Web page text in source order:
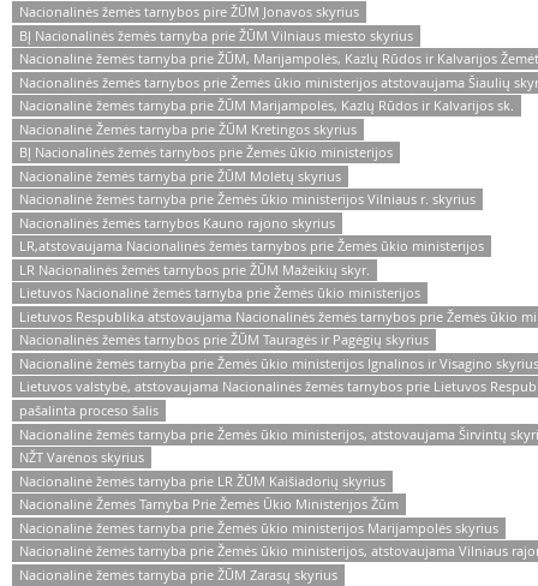
Nacionalinės žemės tarnybos pire ŽŪM Jonavos skyrius
BĮ Nacionalinės žemės tarnyba prie ŽŪM Vilniaus miesto skyrius
Nacionalinė žemės tarnyba prie ŽŪM, Marijampolės, Kazlų Rūdos ir Kalvarijos
Nacionalinės žemės tarnybos prie Žemės ūkio ministerijos atstovaujama Šiaulių
Nacionalinė žemės tarnyba prie ŽŪM Marijampolės, Kazlų Rūdos ir Kalvarijos sk.
Nacionalinė Žemės tarnyba prie ŽŪM Kretingos skyrius
BĮ Nacionalinės žemės tarnybos prie Žemės ūkio ministerijos
Nacionalinė žemės tarnyba prie ŽŪM Molėtų skyrius
Nacionalinė žemės tarnyba prie Žemės ūkio ministerijos Vilniaus r. skyrius
Nacionalinės žemės tarnybos Kauno rajono skyrius
LR,atstovaujama Nacionalinės žemės tarnybos prie Žemės ūkio ministerijos
LR Nacionalinės žemės tarnybos prie ŽŪM Mažeikių skyr.
Lietuvos Nacionalinė žemės tarnyba prie Žemės ūkio ministerijos
Lietuvos Respublika atstovaujama Nacionalinės žemės tarnybos prie Žemės ūkio
Nacionalinės žemės tarnybos prie ŽŪM Tauragės ir Pagėgių skyrius
Nacionalinė žemės tarnyba prie Žemės ūkio ministerijos Ignalinos ir Visagino skyrius
Lietuvos valstybė, atstovaujama Nacionalinės žemės tarnybos prie Lietuvos
pašalinta proceso šalis
Nacionalinė žemės tarnyba prie Žemės ūkio ministerijos, atstovaujama Širvintų
NŽT Varėnos skyrius
Nacionalinė žemės tarnyba prie LR ŽŪM Kaišiadorių skyrius
Nacionalinė Žemės Tarnyba Prie Žemės Ūkio Ministerijos Žūm
Nacionalinė žemės tarnyba prie Žemės ūkio ministerijos Marijampolės skyrius
Nacionalinė žemės tarnyba prie Žemės ūkio ministerijos, atstovaujama Vilniaus
Nacionalinė žemės tarnyba prie ŽŪM Zarasų skyrius